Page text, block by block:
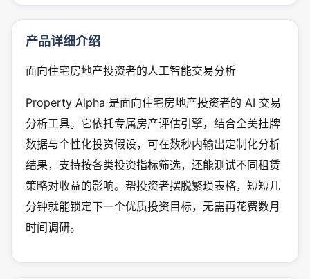
产品详细介绍
面向住宅房地产投资者的人工智能交易分析
Property Alpha 是面向住宅房地产投资者的 AI 交易
分析工具。它依托专属房产评估引擎，结合全美挂牌
数据与个性化投资假设，可在数秒内输出定制化分析
结果，支持按各类投资指标筛选，还能测试不同租赁
策略对收益的影响。帮投资者摆脱繁琐表格，短短几
分钟就能锁定下一个优质投资目标，无需再花费数月
时间调研。